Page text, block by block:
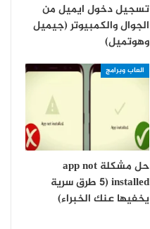
تسجيل دخول ايميل من
الجوال والكمبيوتر (جيميل
وهوتميل)
العاب وبرامج
حل مشكلة app not
installed (5 طرق سرية
يخفيها عنك الخبراء)